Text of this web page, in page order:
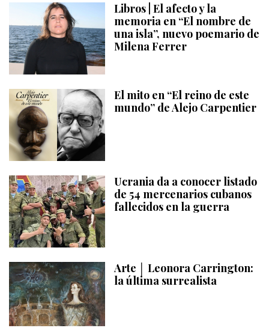
Libros | El afecto y la
memoria en “El nombre de
una isla”, nuevo poemario de
Milena Ferrer
El mito en “El reino de este
mundo” de Alejo Carpentier
Ucrania da a conocer listado
de 54 mercenarios cubanos
fallecidos en la guerra
Arte │ Leonora Carrington:
la última surrealista